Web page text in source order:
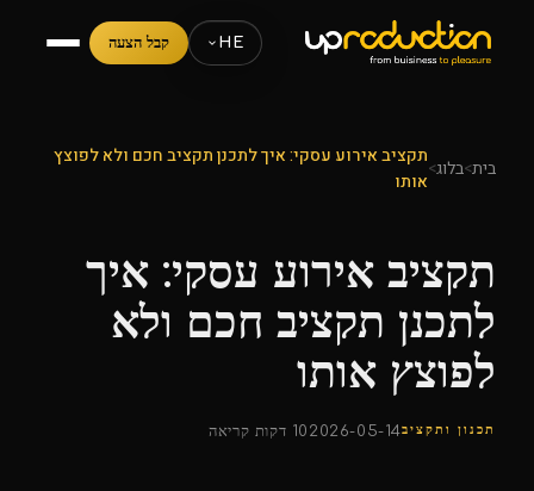
HE קבל הצעה
בית>בלוג>
תקציב אירוע עסקי: איך לתכנן תקציב חכם ולא לפוצץ
אותו
תקציב אירוע עסקי: איך
לתכנן תקציב חכם ולא
לפוצץ אותו
תכנון ותקציב2026-05-14 10 דקות קריאה